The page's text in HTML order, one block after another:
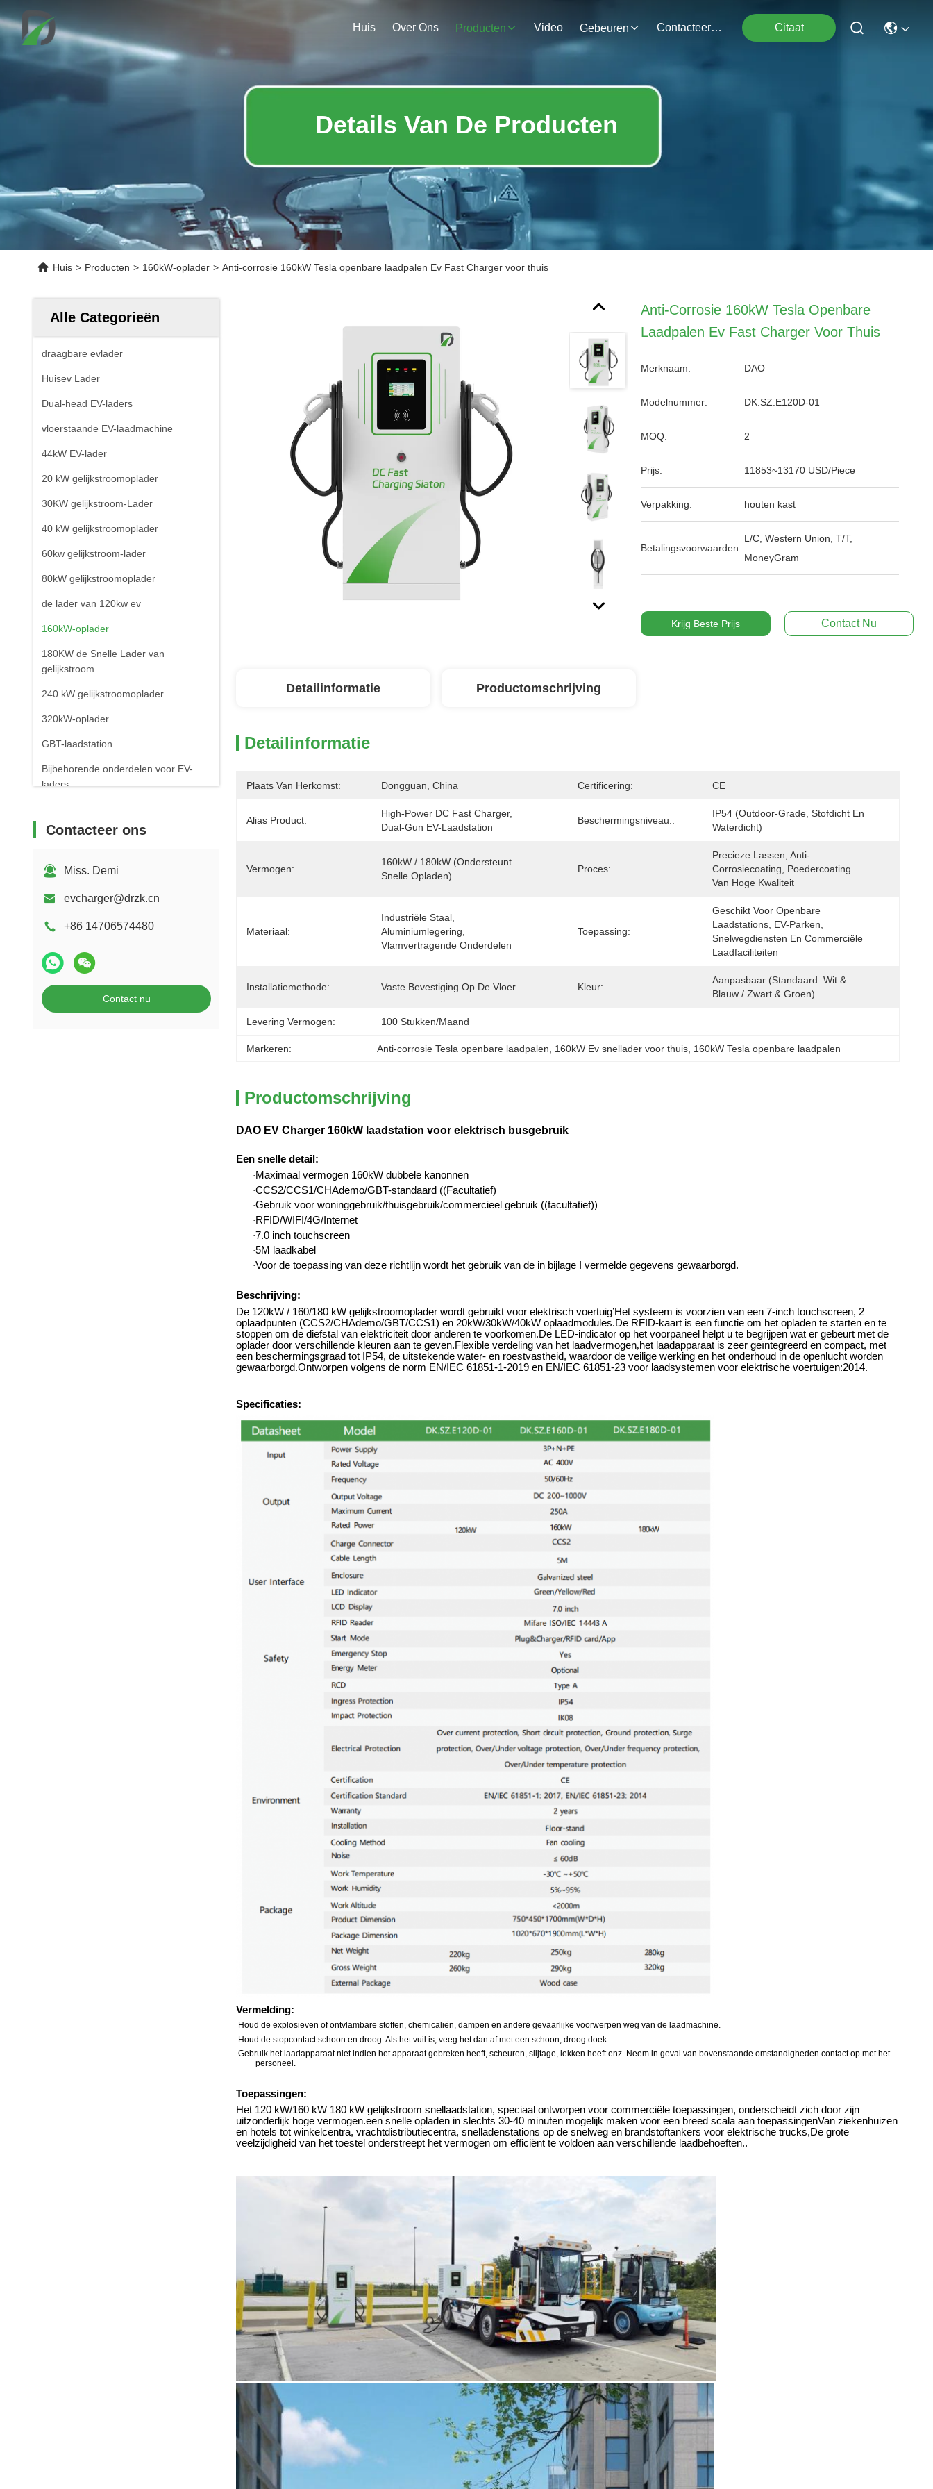
Huis Over Ons Producten Video Gebeuren Contacteer Ons Citaat
Details Van De Producten
Huis > Producten > 160kW-oplader > Anti-corrosie 160kW Tesla openbare laadpalen Ev Fast Charger voor thuis
Alle Categorieën
draagbare evlader
Huisev Lader
Dual-head EV-laders
vloerstaande EV-laadmachine
44kW EV-lader
20 kW gelijkstroomoplader
30KW gelijkstroom-Lader
40 kW gelijkstroomoplader
60kw gelijkstroom-lader
80kW gelijkstroomoplader
de lader van 120kw ev
160kW-oplader
180KW de Snelle Lader van
gelijkstroom
240 kW gelijkstroomoplader
320kW-oplader
GBT-laadstation
Bijbehorende onderdelen voor EV-
laders
Contacteer ons
Miss. Demi
evcharger@drzk.cn
+86 14706574480
Contact nu
Anti-Corrosie 160kW Tesla Openbare
Laadpalen Ev Fast Charger Voor Thuis
Merknaam: DAO
Modelnummer: DK.SZ.E120D-01
MOQ: 2
Prijs: 11853~13170 USD/Piece
Verpakking: houten kast
Betalingsvoorwaarden:
L/C, Western Union, T/T,
MoneyGram
Krijg Beste Prijs Contact Nu
Detailinformatie Productomschrijving
Detailinformatie
Plaats Van Herkomst: Dongguan, China Certificering: CE
Alias Product:
High-Power DC Fast Charger,
Dual-Gun EV-Laadstation
Beschermingsniveau::
IP54 (outdoor-Grade, Stofdicht En
Waterdicht)
Vermogen:
160kW / 180kW (ondersteunt
Snelle Opladen)
Proces:
Precieze Lassen, Anti-
Corrosiecoating, Poedercoating
Van Hoge Kwaliteit
Materiaal:
Industriële Staal,
Aluminiumlegering,
Vlamvertragende Onderdelen
Toepassing:
Geschikt Voor Openbare
Laadstations, EV-Parken,
Snelwegdiensten En Commerciële
Laadfaciliteiten
Installatiemethode: Vaste Bevestiging Op De Vloer Kleur:
Aanpasbaar (Standaard: Wit &
Blauw / Zwart & Groen)
Levering Vermogen: 100 Stukken/maand
Markeren: Anti-corrosie Tesla openbare laadpalen 160kW Ev snellader voor thuis 160kW Tesla openbare laadpalen
Productomschrijving
DAO EV Charger 160kW laadstation voor elektrisch busgebruik
Een snelle detail :
· Maximaal vermogen 160kW dubbele kanonnen
·CCS2/CCS1/CHAdemo/GBT-standaard ((Facultatief)
·Gebruik voor woninggebruik/thuisgebruik/commercieel gebruik ((facultatief))
· RFID/WIFI/4G/Internet
·7.0 inch touchscreen
·5M laadkabel
·Voor de toepassing van deze richtlijn wordt het gebruik van de in bijlage I vermelde gegevens gewaarborgd.
Beschrijving:
De 120kW / 160/180 kW gelijkstroomoplader wordt gebruikt voor elektrisch voertuig’Het systeem is voorzien van een 7-inch touchscreen, 2
oplaadpunten (CCS2/CHAdemo/GBT/CCS1) en 20kW/30kW/40kW oplaadmodules.De RFID-kaart is een functie om het opladen te starten en te
stoppen om de diefstal van elektriciteit door anderen te voorkomen.De LED-indicator op het voorpaneel helpt u te begrijpen wat er gebeurt met de
oplader door verschillende kleuren aan te geven.Flexible verdeling van het laadvermogen,het laadapparaat is zeer geïntegreerd en compact, met
een beschermingsgraad tot IP54, de uitstekende water- en roestvastheid, waardoor de veilige werking en het onderhoud in de openlucht worden
gewaarborgd.Ontworpen volgens de norm EN/IEC 61851-1-2019 en EN/IEC 61851-23 voor laadsystemen voor elektrische voertuigen:2014.
Specificaties:
Vermelding:
Houd de explosieven of ontvlambare stoffen, chemicaliën, dampen en andere gevaarlijke voorwerpen weg van de laadmachine.
Houd de stopcontact schoon en droog. Als het vuil is, veeg het dan af met een schoon, droog doek.
Gebruik het laadapparaat niet indien het apparaat gebreken heeft, scheuren, slijtage, lekken heeft enz. Neem in geval van bovenstaande omstandigheden contact op met het
personeel.
Toepassingen:
Het 120 kW/160 kW 180 kW gelijkstroom snellaadstation, speciaal ontworpen voor commerciële toepassingen, onderscheidt zich door zijn
uitzonderlijk hoge vermogen.een snelle opladen in slechts 30-40 minuten mogelijk maken voor een breed scala aan toepassingenVan ziekenhuizen
en hotels tot winkelcentra, vrachtdistributiecentra, snelladenstations op de snelweg en brandstoftankers voor elektrische trucks,De grote
veelzijdigheid van het toestel onderstreept het vermogen om efficiënt te voldoen aan verschillende laadbehoeften..